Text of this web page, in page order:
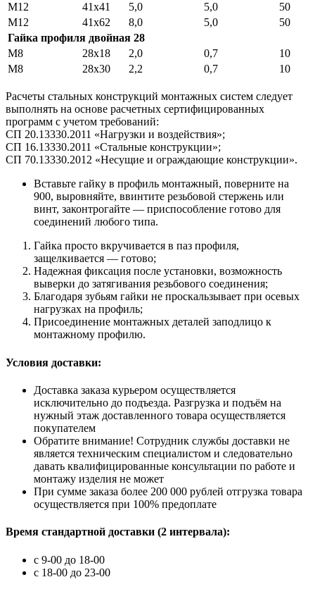
М12
41х41 5,0 5,0
50
М12
41х62 8,0 5,0
50
Гайка профиля двойная 28
М8
28х18 2,0 0,7
10
М8
28х30 2,2 0,7 10
Расчеты стальных конструкций монтажных систем следует
выполнять на основе расчетных сертифицированных
программ с учетом требований:
СП 20.13330.2011 «Нагрузки и воздействия»;
СП 16.13330.2011 «Стальные конструкции»;
СП 70.13330.2012 «Несущие и ограждающие конструкции».
Вставьте гайку в профиль монтажный, поверните на
900, выровняйте, ввинтите резьбовой стержень или
винт, законтрогайте — приспособление готово для
соединений любого типа.
Гайка просто вкручивается в паз профиля,
защелкивается — готово;
Надежная фиксация после установки, возможность
выверки до затягивания резьбового соединения;
Благодаря зубьям гайки не проскальзывает при осевых
нагрузках на профиль;
Присоединение монтажных деталей заподлицо к
монтажному профилю.
Условия доставки:
Доставка заказа курьером осуществляется
исключительно до подъезда. Разгрузка и подъём на
нужный этаж доставленного товара осуществляется
покупателем
Обратите внимание! Сотрудник службы доставки не
является техническим специалистом и следовательно
давать квалифицированные консультации по работе и
монтажу изделия не может
При сумме заказа более 200 000 рублей отгрузка товара
осуществляется при 100% предоплате
Время стандартной доставки (2 интервала):
c 9-00 до 18-00
с 18-00 до 23-00